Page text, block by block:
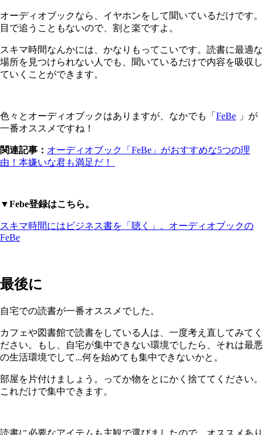
オーディオブックなら、イヤホンをして聞いているだけです。
目で追うこともないので、割と楽ですよ。
スキマ時間なんかには、かなりもってこいです。読書に最適な
場所を見つけられない人でも、聞いているだけで内容を吸収し
ていくことができます。
色々とオーディオブックはありますが、なかでも「 FeBe 」が
一番オススメですね！
関連記事： オーディオブック「FeBe」がおすすめな5つの理
由！本嫌いな君も満足だ！
▼Febe登録はこちら。
スキマ時間にはビジネス書を「聴く」。オーディオブックの
FeBe
最後に
自宅での読書が一番オススメでした。
カフェや図書館で読書をしている人は、一度考え直してみてく
ださい。もし、自宅が集中できない環境でしたら、それは最悪
の生活環境でして...何を始めても集中できないかと。
部屋を片付けましょう。ってか物をとにかく捨ててください。
これだけで集中できます。